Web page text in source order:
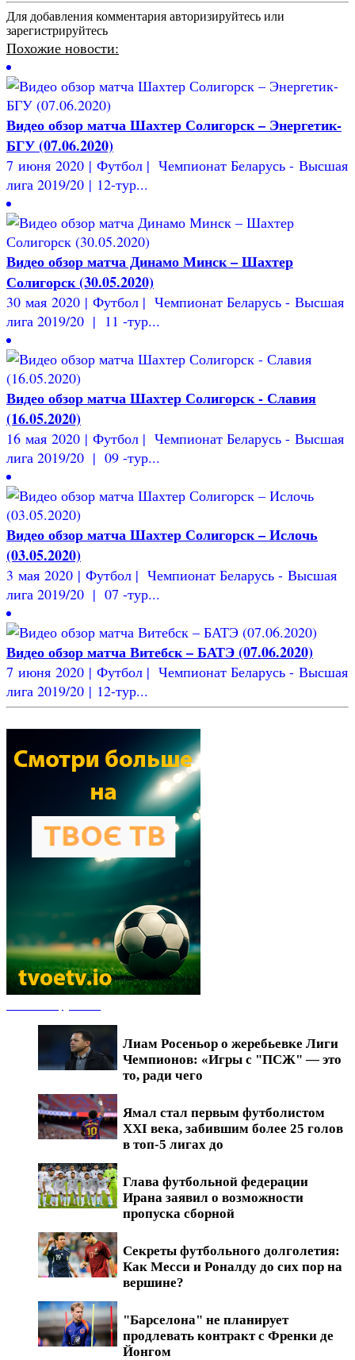
Для добавления комментария авторизируйтесь или
зарегистрируйтесь
Похожие новости:
Видео обзор матча Шахтер Солигорск – Энергетик-
БГУ (07.06.2020)
7 июня 2020 | Футбол | Чемпионат Беларусь - Высшая
лига 2019/20 | 12-тур...
Видео обзор матча Динамо Минск – Шахтер
Солигорск (30.05.2020)
30 мая 2020 | Футбол | Чемпионат Беларусь - Высшая
лига 2019/20 | 11 -тур...
Видео обзор матча Шахтер Солигорск - Славия
(16.05.2020)
16 мая 2020 | Футбол | Чемпионат Беларусь - Высшая
лига 2019/20 | 09 -тур...
Видео обзор матча Шахтер Солигорск – Ислочь
(03.05.2020)
3 мая 2020 | Футбол | Чемпионат Беларусь - Высшая
лига 2019/20 | 07 -тур...
Видео обзор матча Витебск – БАТЭ (07.06.2020)
7 июня 2020 | Футбол | Чемпионат Беларусь - Высшая
лига 2019/20 | 12-тур...
Лиам Росеньор о жеребьевке Лиги
Чемпионов: «Игры с "ПСЖ" — это
то, ради чего
Ямал стал первым футболистом
XXI века, забившим более 25 голов
в топ-5 лигах до
Глава футбольной федерации
Ирана заявил о возможности
пропуска сборной
Секреты футбольного долголетия:
Как Месси и Роналду до сих пор на
вершине?
"Барселона" не планирует
продлевать контракт с Френки де
Йонгом